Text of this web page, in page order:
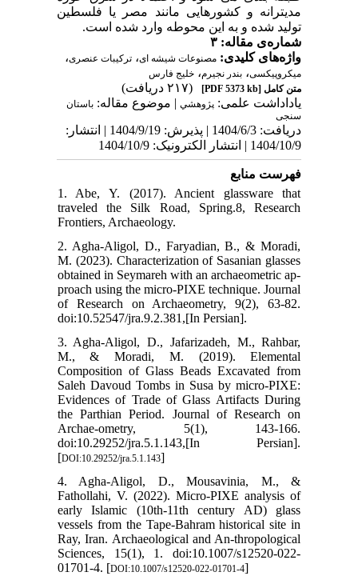
مدیترانه و کشورهایی مانند مصر یا فلسطین
تولید شده و به این محوطه وارد شده است.
شماره‌ی مقاله: ۳
واژه‌های کلیدی: مصنوعات شیشه ای، ترکیبات عنصری،
میکروپیکسی، بندر نجیرم، خلیج فارس
متن کامل[PDF 5373 kb]
(۲۱۷ دریافت)
یاداداشت علمی: پژوهشي| موضوع مقاله: باستان
سنجی
دریافت: 1404/6/3 | پذیرش: 1404/9/19 | انتشار:
1404/10/9 | انتشار الکترونیک: 1404/10/9
فهرست منابع
1. Abe, Y. (2017). Ancient glassware that
traveled the Silk Road, Spring.8, Research
Frontiers, Archaeology.
2. Agha-Aligol, D., Faryadian, B., & Moradi,
M. (2023). Characterization of Sasanian glasses
obtained in Seymareh with an archaeometric ap-
proach using the micro-PIXE technique. Journal
of Research on Archaeometry, 9(2), 63-82.
doi:10.52547/jra.9.2.381,[In Persian].
3. Agha-Aligol, D., Jafarizadeh, M., Rahbar,
M., & Moradi, M. (2019). Elemental
Composition of Glass Beads Excavated from
Saleh Davoud Tombs in Susa by micro-PIXE:
Evidences of Trade of Glass Artifacts During
the Parthian Period. Journal of Research on
Archae-ometry, 5(1), 143-166.
doi:10.29252/jra.5.1.143,[In Persian].
[DOI:10.29252/jra.5.1.143]
4. Agha-Aligol, D., Mousavinia, M., &
Fathollahi, V. (2022). Micro-PIXE analysis of
early Islamic (10th-11th century AD) glass
vessels from the Tape-Bahram historical site in
Ray, Iran. Archaeological and An-thropological
Sciences, 15(1), 1. doi:10.1007/s12520-022-
01701-4. [DOI:10.1007/s12520-022-01701-4]